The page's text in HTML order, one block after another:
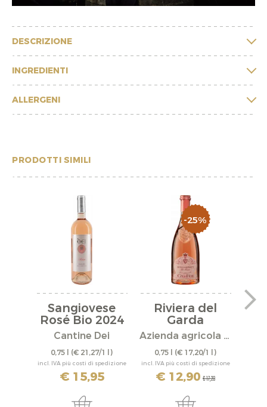
DESCRIZIONE
INGREDIENTI
ALLERGENI
PRODOTTI SIMILI
Sangiovese
Rosé Bio 2024
Cantine Dei
0,75 l (€ 21,27/1 l)
incl. IVA più costi di spedizione
€ 15,95
-25%
Riviera del
Garda
Bresciano... Azienda agricola Cà dei Frati
0,75 l (€ 17,20/1 l)
incl. IVA più costi di spedizione
€ 12,90 € 17,20